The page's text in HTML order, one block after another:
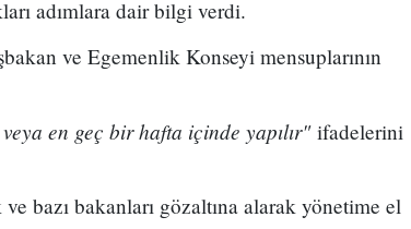
adımlara dair bilgi verdi.
ve Egemenlik Konseyi mensuplarının
en geç bir hafta içinde yapılır"ifadelerini
bazı bakanları gözaltına alarak yönetime el